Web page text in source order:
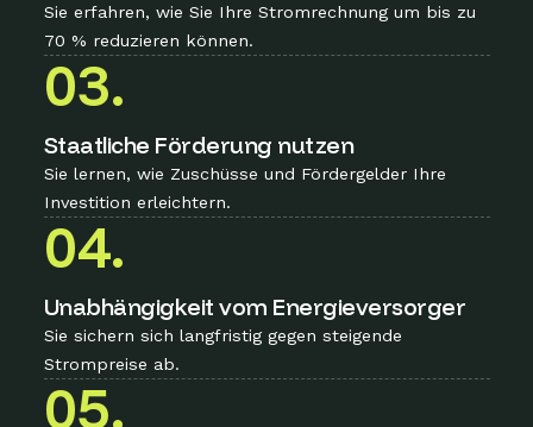
Sie erfahren, wie Sie Ihre Stromrechnung um bis zu
70 % reduzieren können.
03.
Staatliche Förderung nutzen
Sie lernen, wie Zuschüsse und Fördergelder Ihre
Investition erleichtern.
04.
Unabhängigkeit vom Energieversorger
Sie sichern sich langfristig gegen steigende
Strompreise ab.
05.